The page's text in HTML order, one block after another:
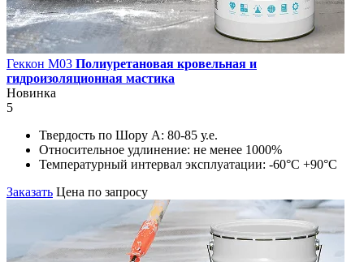
Геккон М03 Полиуретановая кровельная и
гидроизоляционная мастика
Новинка
5
Твердость по Шору А: 80-85 у.е.
Относительное удлинение: не менее 1000%
Температурный интервал эксплуатации: -60°С +90°С
Заказать Цена по запросу